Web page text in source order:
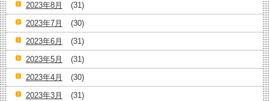
2023年8月
(31)
2023年7月
(30)
2023年6月
(31)
2023年5月
(31)
2023年4月
(30)
2023年3月
(31)